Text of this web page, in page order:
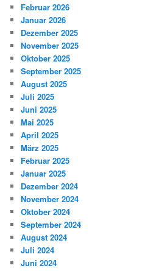
Februar 2026
Januar 2026
Dezember 2025
November 2025
Oktober 2025
September 2025
August 2025
Juli 2025
Juni 2025
Mai 2025
April 2025
März 2025
Februar 2025
Januar 2025
Dezember 2024
November 2024
Oktober 2024
September 2024
August 2024
Juli 2024
Juni 2024